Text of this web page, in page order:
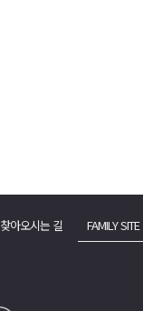
찾아오시는 길 FAMILY SITE